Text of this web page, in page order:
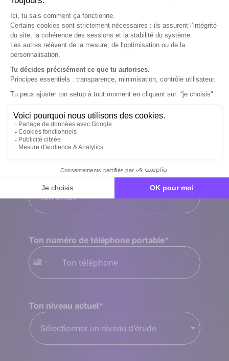
Ton nom*
Ton email*
Ton numéro de téléphone portable*
États-
Unis
Ton niveau actuel*
Sélectionner un niveau d’étude